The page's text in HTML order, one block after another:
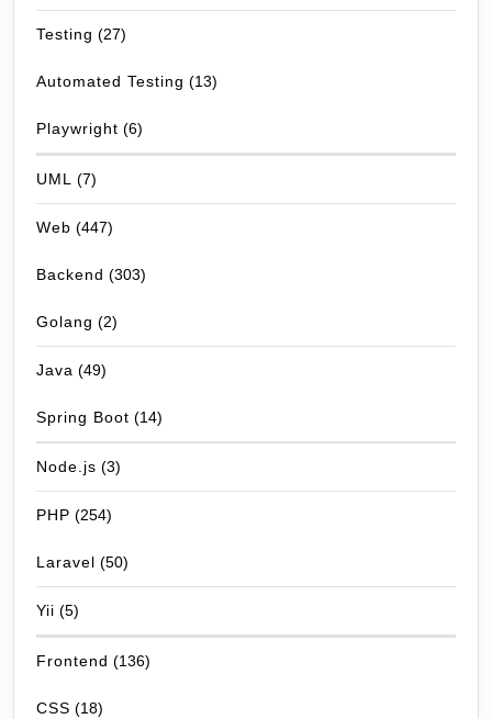
Testing (27)
Automated Testing (13)
Playwright (6)
UML (7)
Web (447)
Backend (303)
Golang (2)
Java (49)
Spring Boot (14)
Node.js (3)
PHP (254)
Laravel (50)
Yii (5)
Frontend (136)
CSS (18)